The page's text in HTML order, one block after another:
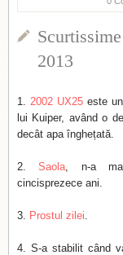
2013
2002 UX25 este
lui Kuiper, având o
decât apa înghețată.
Saola, n-a
cincisprezece ani.
Prostul zilei.
S-a stabilit când